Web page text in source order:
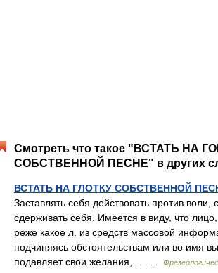
Смотреть что такое "ВСТАТЬ НА
СОБСТВЕННОЙ ПЕСНЕ" в других
ВСТАТЬ НА ГЛОТКУ СОБСТВЕННОЙ
Заставлять себя действовать против воли,
сдерживать себя. Имеется в виду, что
реже какое л. из средств массовой
подчиняясь обстоятельствам или во имя
подавляет свои желания,… …